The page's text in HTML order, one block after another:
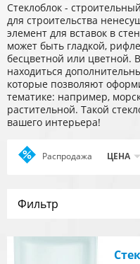
Стеклоблок -
для строительства
элемент для вставок в
может быть гладкой,
бесцветной или цветной.
находиться
которые позволяют
тематике: например,
растительной. Такой
вашего интерьера!
Распродажа ApplyЦЕНА
Фильтр